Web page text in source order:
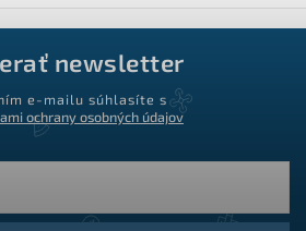
newsletter
e-mailu súhlasíte s
ochrany osobných údajov